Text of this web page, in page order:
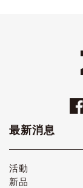
最新消息
活動
新品